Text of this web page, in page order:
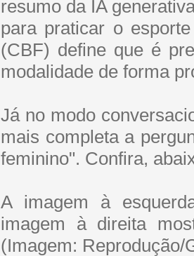
resumo da IA
para praticar o
(CBF) define que é
modalidade de forma
Já no modo
mais completa a
feminino". Confira,
A imagem à
imagem à direita
(Imagem: Reprodução/